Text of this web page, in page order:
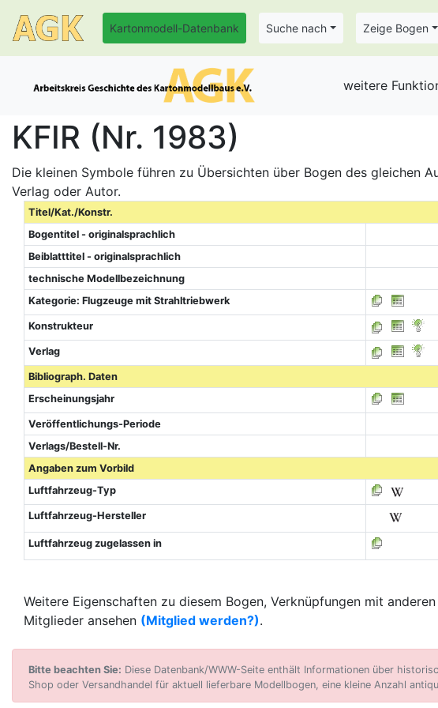
Kartonmodell-Datenbank Suche nach Zeige Bogen
weitere
KFIR (Nr. 1983)
Die kleinen Symbole führen zu Übersichten über Bogen des gleichen
Verlag oder Autor.
Titel/Kat./Konstr.
Bogentitel - originalsprachlich
Beiblatttitel - originalsprachlich
technische Modellbezeichnung
Kategorie: Flugzeuge mit Strahltriebwerk
Konstrukteur
Verlag
Bibliograph. Daten
Erscheinungsjahr
Veröffentlichungs-Periode
Verlags/Bestell-Nr.
Angaben zum Vorbild
Luftfahrzeug-Typ
Luftfahrzeug-Hersteller
Luftfahrzeug zugelassen in
Weitere Eigenschaften zu diesem Bogen, Verknüpfungen mit
Mitglieder ansehen (Mitglied werden?).
Bitte beachten Sie: Diese Datenbank/WWW-Seite enthält Informationen über
Shop oder Versandhandel für aktuell lieferbare Modellbogen, eine kleine Anzahl